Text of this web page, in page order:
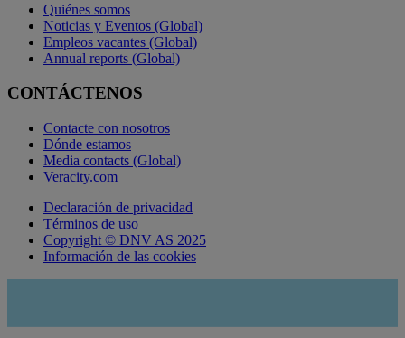
Quiénes somos
Noticias y Eventos (Global)
Empleos vacantes (Global)
Annual reports (Global)
CONTÁCTENOS
Contacte con nosotros
Dónde estamos
Media contacts (Global)
Veracity.com
Declaración de privacidad
Términos de uso
Copyright © DNV AS 2025
Información de las cookies